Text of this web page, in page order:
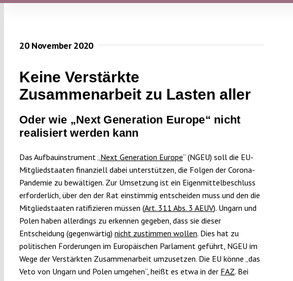
20 November 2020
Keine Verstärkte
Zusammenarbeit zu Lasten aller
Oder wie „Next Generation Europe“ nicht
realisiert werden kann
Das Aufbauinstrument „Next Generation Europe“ (NGEU) soll die EU-
Mitgliedstaaten finanziell dabei unterstützen, die Folgen der Corona-
Pandemie zu bewältigen. Zur Umsetzung ist ein Eigenmittelbeschluss
erforderlich, über den der Rat einstimmig entscheiden muss und den die
Mitgliedstaaten ratifizieren müssen (Art. 311 Abs. 3 AEUV). Ungarn und
Polen haben allerdings zu erkennen gegeben, dass sie dieser
Entscheidung (gegenwärtig) nicht zustimmen wollen. Dies hat zu
politischen Forderungen im Europäischen Parlament geführt, NGEU im
Wege der Verstärkten Zusammenarbeit umzusetzen. Die EU könne „das
Veto von Ungarn und Polen umgehen“, heißt es etwa in der FAZ. Bei